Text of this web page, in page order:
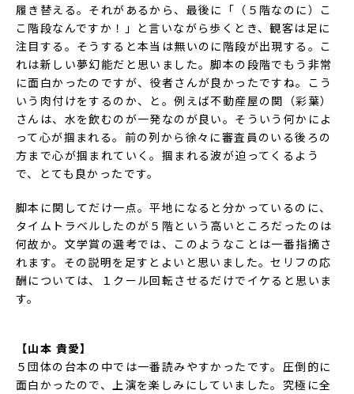
履き替える。それがあるから、最後に「（５階なのに）こ
こ階段なんですか！」と言いながら歩くとき、観客は足に
注目する。そうすると本当は無いのに階段が出現する。こ
れは新しい夢幻能だと思いました。脚本の段階でもう非常
に面白かったのですが、役者さんが良かったですね。こう
いう肉付けをするのか、と。例えば不動産屋の関（彩葉）
さんは、水を飲むのが一発なのが良い。そういう何かによ
って心が掴まれる。前の列から徐々に審査員のいる後ろの
方まで心が掴まれていく。掴まれる波が迫ってくるよう
で、とても良かったです。
脚本に関してだけ一点。平地になると分かっているのに、
タイムトラベルしたのが５階という高いところだったのは
何故か。文学賞の選考では、このようなことは一番指摘さ
れます。その説明を足すとよいと思いました。セリフの応
酬については、１クール回転させるだけでイケると思いま
す。
【山本 貴愛】
５団体の台本の中では一番読みやすかったです。圧倒的に
面白かったので、上演を楽しみにしていました。究極に全